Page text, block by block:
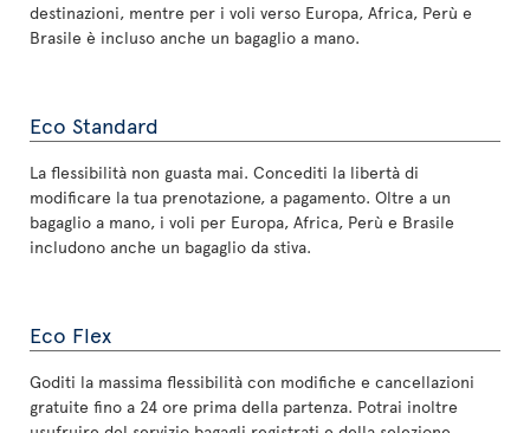
destinazioni, mentre per i voli verso Europa, Africa, Perù e
Brasile è incluso anche un bagaglio a mano.
Eco Standard
La flessibilità non guasta mai. Concediti la libertà di
modificare la tua prenotazione, a pagamento. Oltre a un
bagaglio a mano, i voli per Europa, Africa, Perù e Brasile
includono anche un bagaglio da stiva.
Eco Flex
Goditi la massima flessibilità con modifiche e cancellazioni
gratuite fino a 24 ore prima della partenza. Potrai inoltre